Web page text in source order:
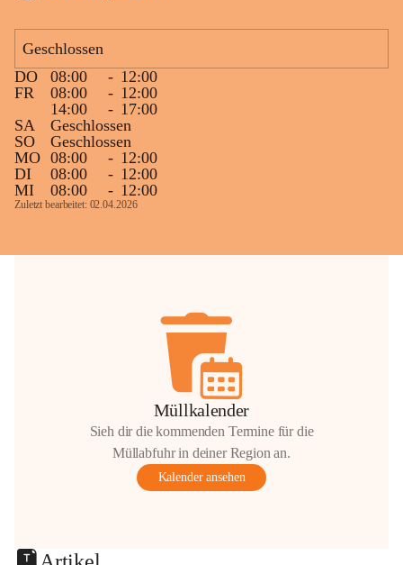
Geschlossen
DO
08:00 - 12:00
FR
08:00 - 12:00
14:00
- 17:00
SA
Geschlossen
SO
Geschlossen
MO 08:00 - 12:00
DI
08:00 - 12:00
MI
08:00 - 12:00
Zuletzt bearbeitet: 02.04.2026
Müllkalender
Sieh dir die kommenden Termine für die
Müllabfuhr in deiner Region an.
Kalender ansehen